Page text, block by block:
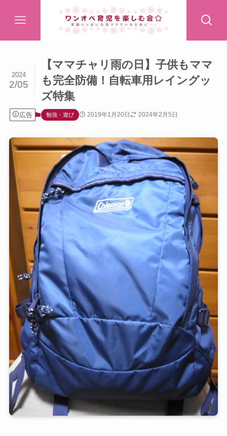
【ママチャリ雨の日】子供もママ
も完全防備！自転車用レイングッ
ズ特集
2024
2/05
広告 勉強・遊び 2019年1月20日 2024年2月5日